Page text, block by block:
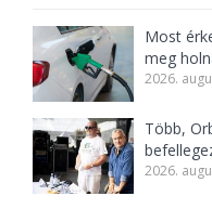
Most
meg
2026.
Több,
2026.